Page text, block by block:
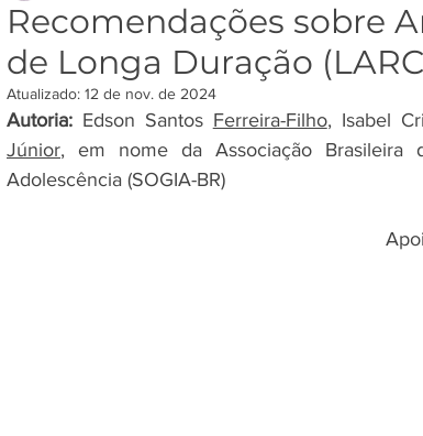
Recomendações sobre
de Longa Duração
Atualizado: 12 de nov. de 2024
Autoria: Edson Santos Ferreira-Filho, Isabel
Júnior, em nome da Associação Brasileira
Adolescência (SOGIA-BR)